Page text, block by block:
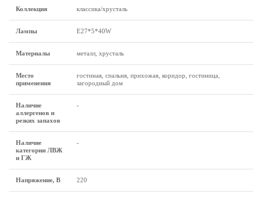
Коллекция классика/хрусталь
Лампы Е27*5*40W
Материалы металл, хрусталь
Место
применения
гостиная, спальня, прихожая, коридор, гостиница,
загородный дом
Наличие
аллергенов и
резких запахов
-
Наличие
категории ЛВЖ
и ГЖ
-
Напряжение, В 220